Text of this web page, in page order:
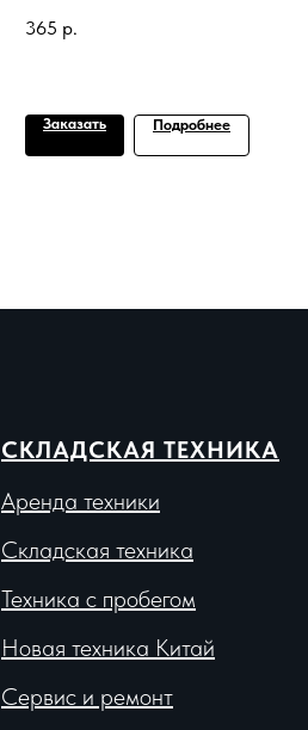
365 р.
Заказать Подробнее
СКЛАДСКАЯ ТЕХНИКА
Аренда техники
Складская техника
Техника с пробегом
Новая техника Китай
Сервис и ремонт